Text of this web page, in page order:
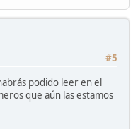
#5
podido leer en el
que aún las estamos